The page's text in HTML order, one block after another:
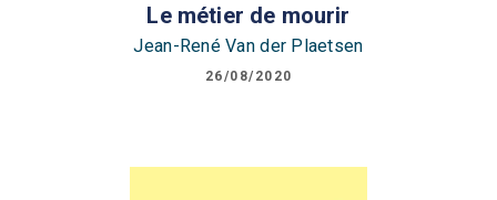
Le métier de mourir
Jean-René Van der Plaetsen
26/08/2020